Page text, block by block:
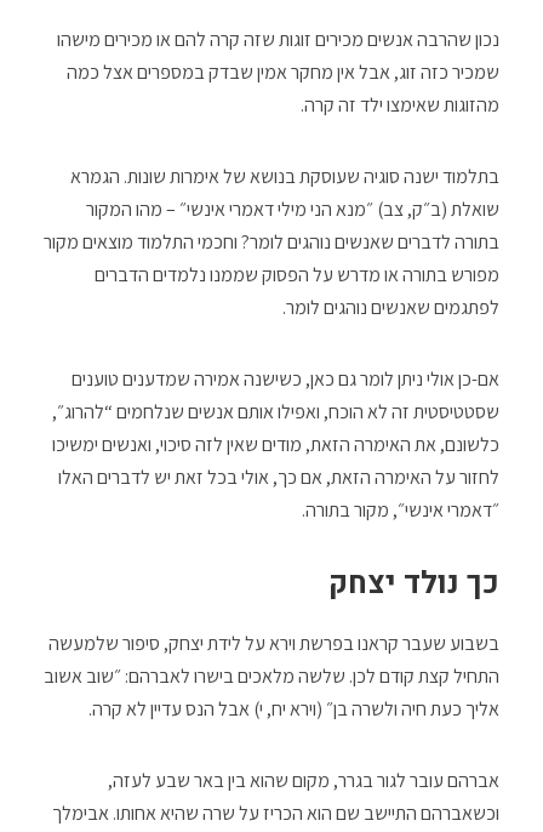
נכון שהרבה אנשים מכירים זוגות שזה קרה להם או מכירים מישהו
שמכיר כזה זוג, אבל אין מחקר אמין שבדק במספרים אצל כמה
מהזוגות שאימצו ילד זה קרה.
בתלמוד ישנה סוגיה שעוסקת בנושא של אימרות שונות. הגמרא
שואלת (ב״ק, צב) ״מנא הני מילי דאמרי אינשי״ – מהו המקור
בתורה לדברים שאנשים נוהגים לומר? וחכמי התלמוד מוצאים מקור
מפורש בתורה או מדרש על הפסוק שממנו נלמדים הדברים
לפתגמים שאנשים נוהגים לומר.
אם-כן אולי ניתן לומר גם כאן, כשישנה אמירה שמדענים טוענים
שסטטיסטית זה לא הוכח, ואפילו אותם אנשים שנלחמים “להרוג״,
כלשונם, את האימרה הזאת, מודים שאין לזה סיכוי, ואנשים ימשיכו
לחזור על האימרה הזאת, אם כך, אולי בכל זאת יש לדברים האלו
״דאמרי אינשי״, מקור בתורה.
כך נולד יצחק
בשבוע שעבר קראנו בפרשת וירא על לידת יצחק, סיפור שלמעשה
התחיל קצת קודם לכן. שלשה מלאכים בישרו לאברהם: ״שוב אשוב
אליך כעת חיה ולשרה בן״ (וירא יח, י) אבל הנס עדיין לא קרה.
אברהם עובר לגור בגרר, מקום שהוא בין באר שבע לעזה,
וכשאברהם התיישב שם הוא הכריז על שרה שהיא אחותו. אבימלך